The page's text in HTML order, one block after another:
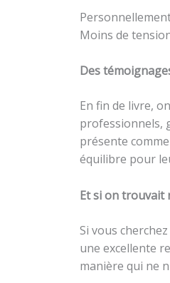
Moins de
Des
En fin de livre,
professionnels,
présente
équilibre pour
Et si on trouvait
Si vous
une excellente
manière qui ne